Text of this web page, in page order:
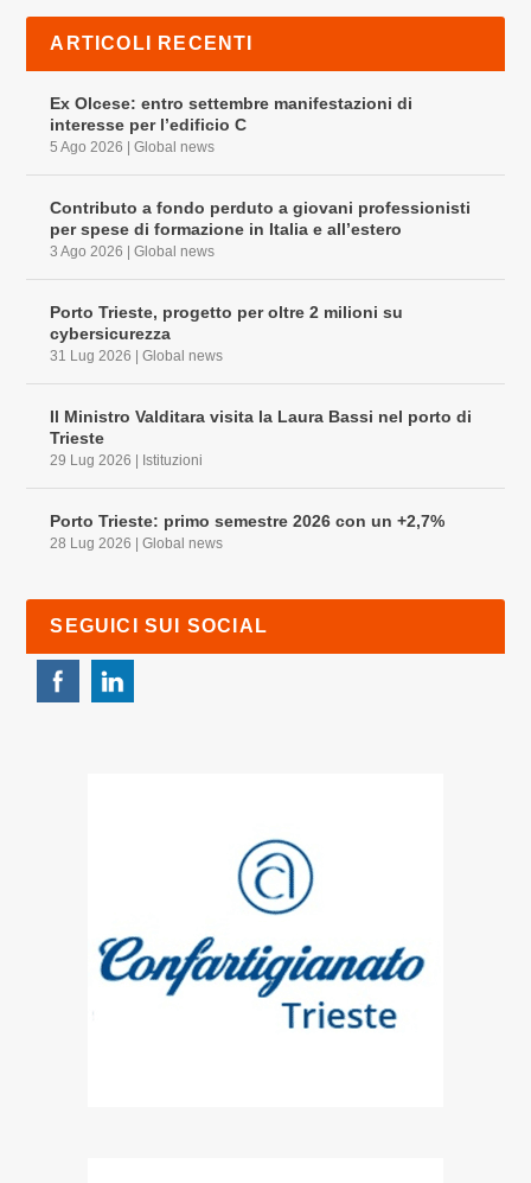
ARTICOLI RECENTI
Ex Olcese: entro settembre manifestazioni di
interesse per l’edificio C
5 Ago 2026 |Global news
Contributo a fondo perduto a giovani professionisti
per spese di formazione in Italia e all’estero
3 Ago 2026 |Global news
Porto Trieste, progetto per oltre 2 milioni su
cybersicurezza
31 Lug 2026 |Global news
Il Ministro Valditara visita la Laura Bassi nel porto di
Trieste
29 Lug 2026 | Istituzioni
Porto Trieste: primo semestre 2026 con un +2,7%
28 Lug 2026 |Global news
SEGUICI SUI SOCIAL